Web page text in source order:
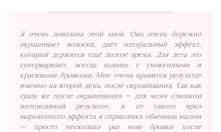
Я очень довольна этой хной. Она очень бережно
окрашивает волоски, даёт натуральный эффект,
который держится ещё долгое время. Для лета это
супервариант, всегда ходишь с ухоженными и
красивыми бровками. Мне очень нравится результат
именно на второй день, после окрашивания. Так как
сразу же после окрашивания — для меня слишком
интенсивный результат, и от такого ярко
выраженного эффекта я справляюсь обычным мылом
— просто несколько раз мою бровки после